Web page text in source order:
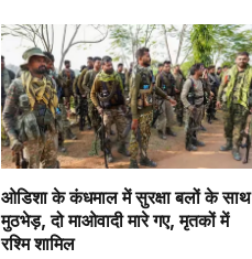
ओडिशा के कंधमाल में सुरक्षा बलों के साथ
मुठभेड़, दो माओवादी मारे गए, मृतकों में
रश्मि शामिल